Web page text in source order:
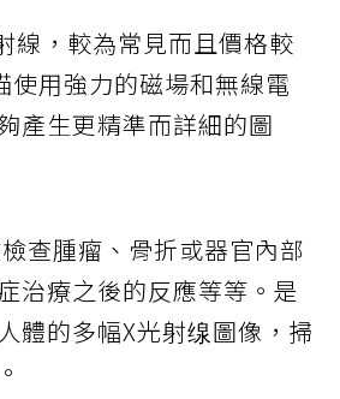
線，較為常見而且價格較
使用強力的磁場和無線電
產生更精準而詳細的圖
查腫瘤、骨折或器官內部
治療之後的反應等等。是
體的多幅X光射缐圖像，掃